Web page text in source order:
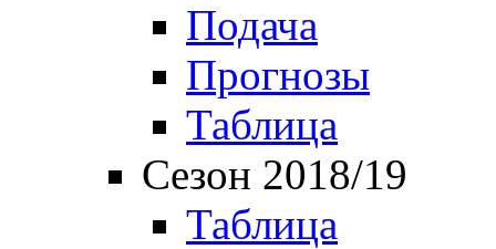
Подача
Прогнозы
Таблица
Сезон 2018/19
Таблица